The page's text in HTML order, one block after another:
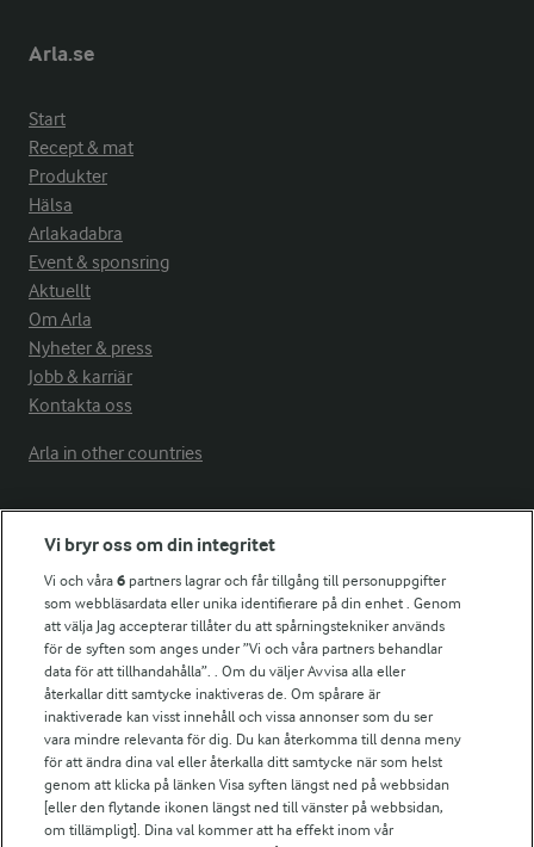
Arla.se
Start
Recept & mat
Produkter
Hälsa
Arlakadabra
Event & sponsring
Aktuellt
Om Arla
Nyheter & press
Jobb & karriär
Kontakta oss
Arla in other countries
Fler Arlasajter
För ägare
Arlas kundportal
Arla.com
Falbygdens Ost
Arla webbshop
Bildbank
Vi bryr oss om din integritet
Vi och våra6 partners lagrar och får tillgång till personuppgifter
som webbläsardata eller unika identifierare på din enhet . Genom
att välja Jag accepterar tillåter du att spårningstekniker används
för de syften som anges under ”Vi och våra partners behandlar
data för att tillhandahålla”. . Om du väljer Avvisa alla eller
återkallar ditt samtycke inaktiveras de. Om spårare är
inaktiverade kan visst innehåll och vissa annonser som du ser
vara mindre relevanta för dig. Du kan återkomma till denna meny
för att ändra dina val eller återkalla ditt samtycke när som helst
genom att klicka på länken Visa syften längst ned på webbsidan
[eller den flytande ikonen längst ned till vänster på webbsidan,
om tillämpligt]. Dina val kommer att ha effekt inom vår